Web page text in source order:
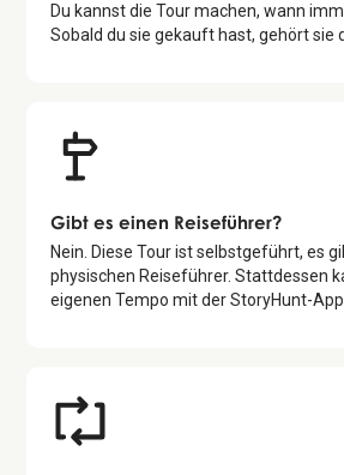
Du kannst die Tour machen, wann
Sobald du sie gekauft hast, gehört sie
Gibt es einen Reiseführer?
Nein. Diese Tour ist selbstgeführt, es
physischen Reiseführer. Stattdessen
eigenen Tempo mit der StoryHunt-App